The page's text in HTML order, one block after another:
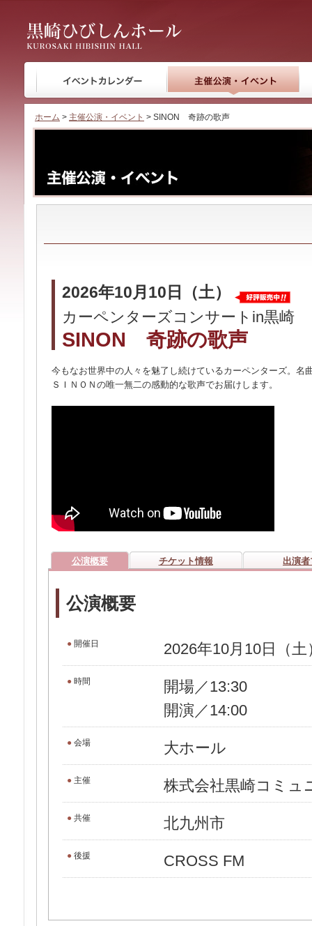
黒崎ひびしんホール
ホーム > 主催公演・イベント > SINON 奇跡の歌声
2026年10月10日（土）
カーペンターズコンサートin黒崎
SINON 奇跡の歌声
今もなお世界中の人々を魅了し続けているカーペンターズ。名
ＳＩＮＯＮの唯一無二の感動的な歌声でお届けします。
公演概要 チケット情報 出演者
公演概要
● 開催日 2026年10月10日（土
● 時間
開場／13:30
開演／14:00
● 会場 大ホール
● 主催 株式会社黒崎コミュ
● 共催 北九州市
● 後援 CROSS FM